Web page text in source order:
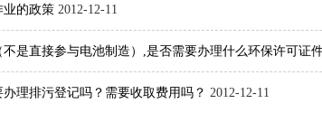
业的政策 2012-12-11
是直接参与电池制造）,是否需要办理什么环保许可证
理排污登记吗？需要收取费用吗？ 2012-12-11